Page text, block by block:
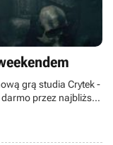
grą studia Crytek -
przez najbliższy